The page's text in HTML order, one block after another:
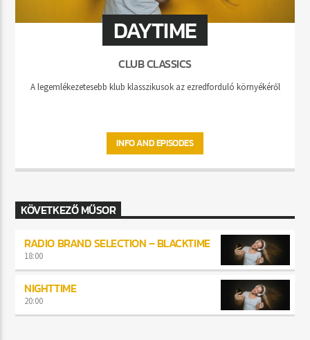
DAYTIME
CLUB CLASSICS
A legemlékezetesebb klub klasszikusok az ezredforduló környékéről
INFO AND EPISODES
KÖVETKEZŐ MŰSOR
RADIO BRAND SELECTION – BLACKTIME
18:00
NIGHTTIME
20:00